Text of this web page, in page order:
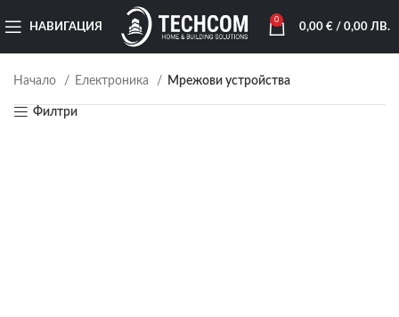
НАВИГАЦИЯ
0
0,00 €/ 0,00 ЛВ.
Начало Електроника Мрежови устройства
Филтри